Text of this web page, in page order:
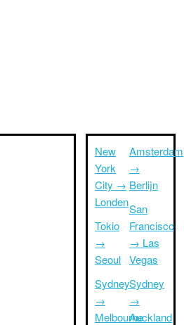
New
York
City →
Londen
Tokio
→
Seoul
Sydney
→
Melbourne
Amsterdam
→
Berlijn
San
Francisco
→ Las
Vegas
Sydney
→
Auckland